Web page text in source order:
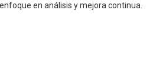
en análisis y mejora continua.